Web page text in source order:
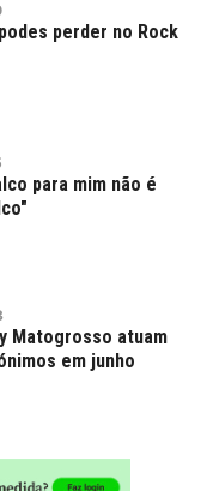
perder no Rock
para mim não é
Matogrosso atuam
em junho